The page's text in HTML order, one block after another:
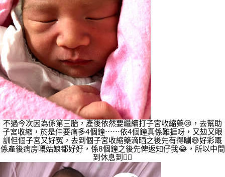
不過今次因為係第三胎，產後依然要繼續打子宮收縮藥😢，去幫助
子宮收縮，於是仲要痛多4個鐘⋯⋯依4個鐘真係難捱呀，又攰又眼
訓但個子宮又好冤，去到個子宮收縮藥滴晒之後先有得瞓😅好彩嘅
係產後病房嘅姑娘都好好，係8個鐘之後先俾返知仔我😂，所以中間
到休息到👍🏻